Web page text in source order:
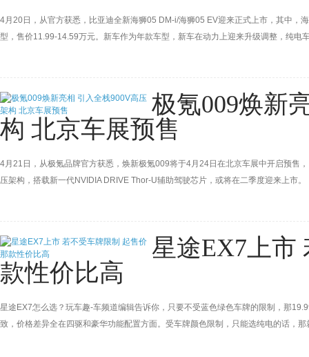
4月20日，从官方获悉，比亚迪全新海狮05 DM-i/海狮05 EV迎来正式上市，其中
型，售价11.99-14.59万元。新车作为年款车型，新车在动力上迎来升级调整，纯
极氪009焕新
构 北京车展预售
4月21日，从极氪品牌官方获悉，焕新极氪009将于4月24日在北京车展中开启预售
压架构，搭载新一代NVIDIA DRIVE Thor-U辅助驾驶芯片，或将在二季度迎来上市。
星途EX7上市
款性价比高
星途EX7怎么选？玩车趣-车频道编辑告诉你，只要不受蓝色绿色车牌的限制，那
致，价格差异全在四驱和豪华功能配置方面。受车牌颜色限制，只能选纯电的话，